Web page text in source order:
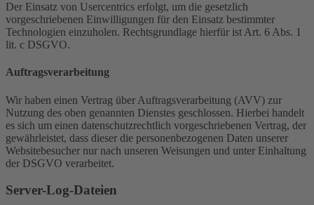
Der Einsatz von Usercentrics erfolgt, um die gesetzlich
vorgeschriebenen Einwilligungen für den Einsatz bestimmter
Technologien einzuholen. Rechtsgrundlage hierfür ist Art. 6 Abs. 1
lit. c DSGVO.
Auftragsverarbeitung
Wir haben einen Vertrag über Auftragsverarbeitung (AVV) zur
Nutzung des oben genannten Dienstes geschlossen. Hierbei handelt
es sich um einen datenschutzrechtlich vorgeschriebenen Vertrag, der
gewährleistet, dass dieser die personenbezogenen Daten unserer
Websitebesucher nur nach unseren Weisungen und unter Einhaltung
der DSGVO verarbeitet.
Server-Log-Dateien